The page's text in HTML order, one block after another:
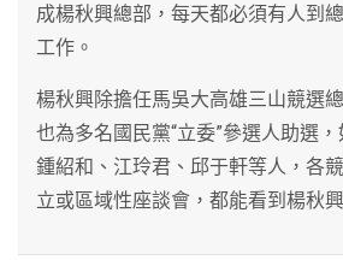
成楊秋興總部，每天都必須有人到
工作。
楊秋興除擔任馬吳大高雄三山競選
也為多名國民黨“立委”參選人助選
鍾紹和、江玲君、邱于軒等人，各
立或區域性座談會，都能看到楊秋